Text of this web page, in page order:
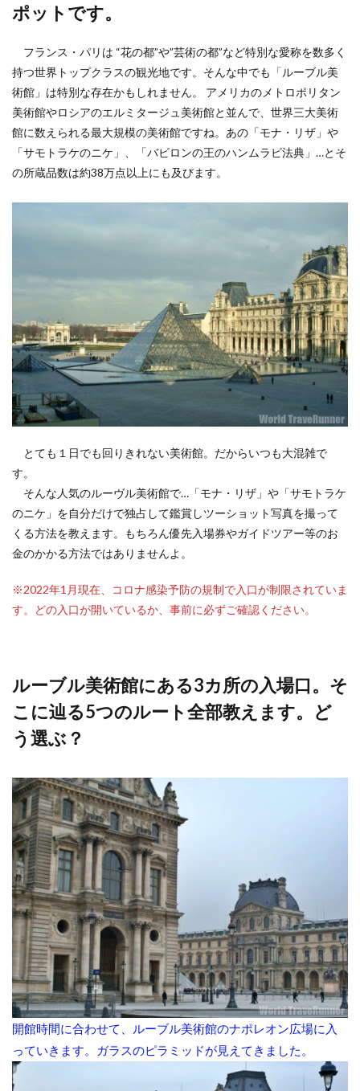
ポットです。
フランス・パリは “花の都”や”芸術の都”など特別な愛称を数多く
持つ世界トップクラスの観光地です。そんな中でも「ルーブル美
術館」は特別な存在かもしれません。 アメリカのメトロポリタン
美術館やロシアのエルミタージュ美術館と並んで、世界三大美術
館に数えられる最大規模の美術館ですね。あの「モナ・リザ」や
「サモトラケのニケ」、「バビロンの王のハンムラビ法典」…とそ
の所蔵品数は約38万点以上にも及びます。
とても１日でも回りきれない美術館。だからいつも大混雑で
す。
そんな人気のルーヴル美術館で…「モナ・リザ」や「サモトラケ
のニケ」を自分だけで独占して鑑賞しツーショット写真を撮って
くる方法を教えます。もちろん優先入場券やガイドツアー等のお
金のかかる方法ではありませんよ。
※2022年1月現在、コロナ感染予防の規制で入口が制限されていま
す。どの入口が開いているか、事前に必ずご確認ください。
ルーブル美術館にある3カ所の入場口。そ
こに辿る5つのルート全部教えます。ど
う選ぶ？
開館時間に合わせて、ルーブル美術館のナポレオン広場に入
っていきます。ガラスのピラミッドが見えてきました。